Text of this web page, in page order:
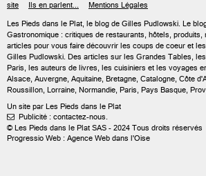
site
Ils en parlent... Mentions Légales
Les Pieds dans le Plat, le blog de Gilles Pudlowski. Le
Gastronomique : critiques de restaurants, hôtels,
articles pour vous faire découvrir les coups de coeur et
Gilles Pudlowski. Des articles sur les Grandes Tables,
Paris, les auteurs de livres, les cuisiniers et les voyages
Alsace, Auvergne, Aquitaine, Bretagne, Catalogne, Côte
Roussillon, Lorraine, Normandie, Paris, Pays Basque,
Un site par Les Pieds dans le Plat
 Publicité : contactez-nous.
© Les Pieds dans le Plat SAS - 2024 Tous droits réservés
Progressio Web : Agence Web dans l'Oise